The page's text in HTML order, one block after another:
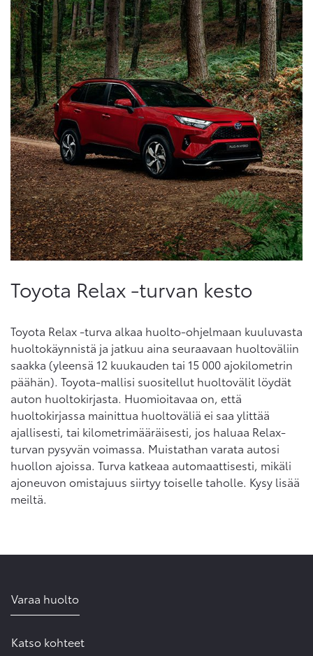
Toyota Relax -turvan kesto
Toyota Relax -turva alkaa huolto-ohjelmaan kuuluvasta
huoltokäynnistä ja jatkuu aina seuraavaan huoltoväliin
saakka (yleensä 12 kuukauden tai 15 000 ajokilometrin
päähän). Toyota-mallisi suositellut huoltovälit löydät
auton huoltokirjasta. Huomioitavaa on, että
huoltokirjassa mainittua huoltoväliä ei saa ylittää
ajallisesti, tai kilometrimääräisesti, jos haluaa Relax-
turvan pysyvän voimassa. Muistathan varata autosi
huollon ajoissa. Turva katkeaa automaattisesti, mikäli
ajoneuvon omistajuus siirtyy toiselle taholle. Kysy lisää
meiltä.
Varaa huolto
Katso kohteet